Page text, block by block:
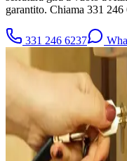
garantito. Chiama 331 246
331 246 6237